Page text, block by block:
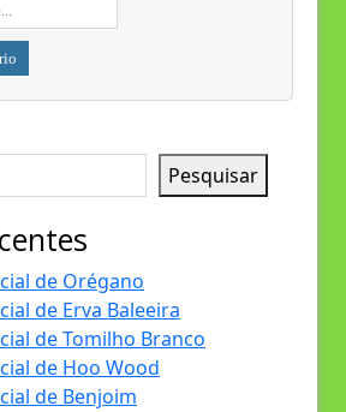
Pesquisar
de Orégano
de Erva Baleeira
de Tomilho Branco
de Hoo Wood
de Benjoim